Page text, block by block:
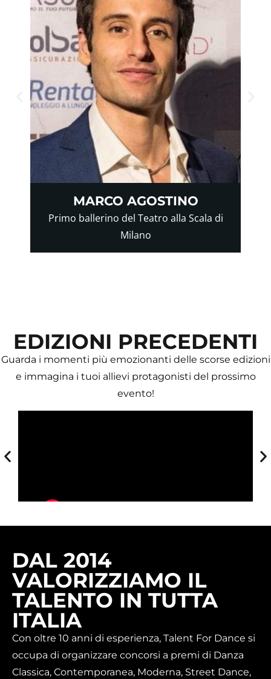
MARCO AGOSTINO
Primo ballerino del Teatro alla Scala di
Milano
EDIZIONI PRECEDENTI
Guarda i momenti più emozionanti delle scorse edizioni
e immagina i tuoi allievi protagonisti del prossimo
evento!
DAL 2014
VALORIZZIAMO IL
TALENTO IN TUTTA
ITALIA
Con oltre 10 anni di esperienza, Talent For Dance si
occupa di organizzare concorsi a premi di Danza
Classica, Contemporanea, Moderna, Street Dance,